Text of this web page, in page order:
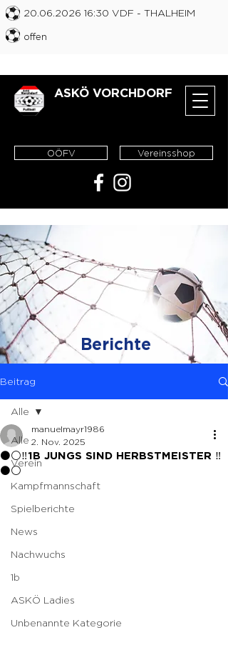
ASKÖ VORCHDORF
OÖFV Vereinsshop
20.06.2026 16:30 VDF - THALHEIM
offen
Berichte
Beitrag
Alle
Verein
Kampfmannschaft
Spielberichte
News
Nachwuchs
1b
ASKÖ Ladies
Unbenannte Kategorie
Alle
⚫️⚪️‼️1B JUNGS SIND HERBSTMEISTER ‼️
⚫️⚪️
manuelmayr1986
2. Nov. 2025